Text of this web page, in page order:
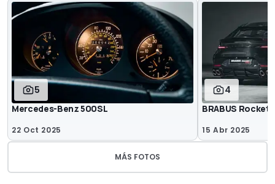
5
Mercedes-Benz 500SL
22 Oct 2025
4
BRABUS Rocket
15 Abr 2025
MÁS FOTOS